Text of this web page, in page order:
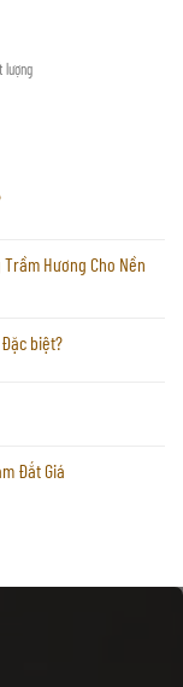
lượng
Hương Cho Nền
biệt?
Đắt Giá